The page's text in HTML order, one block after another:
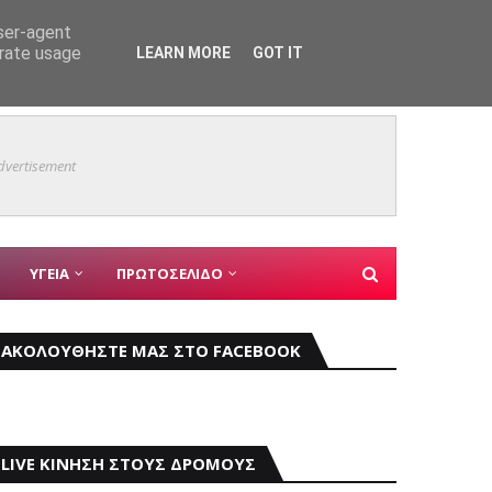
Σεούλ ΓΙΑΝΝΗΣ ΚΩΝΣΤΑΝΤΑΤΟΣ
ΥΓΕΙΑ ΠΡΩΤΟΣΕΛΙΔΟ
ΑΚΟΛΟΥΘΗΣΤΕ ΜΑΣ ΣΤΟ FACEBOOK
LIVE ΚΙΝΗΣΗ ΣΤΟΥΣ ΔΡΟΜΟΥΣ
agent
usage
LEARN MORE GOT IT